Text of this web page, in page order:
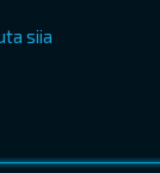
siia